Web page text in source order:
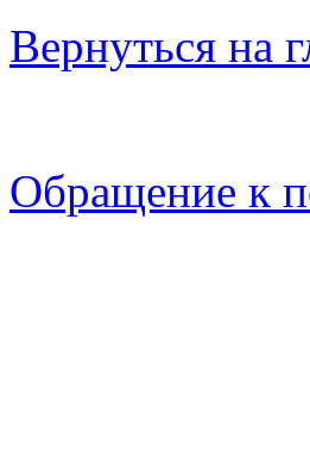
Вернуться на
Обращение к